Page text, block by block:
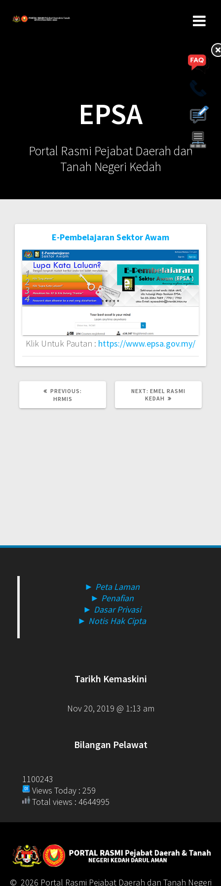
EPSA
Portal Rasmi Pejabat Daerah dan
Tanah Negeri Kedah
E-Pembelajaran Sektor Awam
Klik Untuk Pautan : https://www.epsa.gov.my/
Post
navigation
PREVIOUS:
HRMIS
NEXT: NEXT
POST:
EMEL RASMI
KEDAH
► Peta Laman
► Penafian
► Dasar Privasi
► Notis Hak Cipta
Tarikh Kemaskini
Nov 20, 2019 @ 1:13 am
Bilangan Pelawat
1100243
Views Today : 259
Total views : 4644995
© 2026 Portal Rasmi Pejabat Daerah dan Tanah Negeri